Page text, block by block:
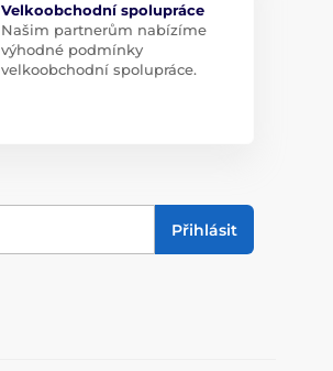
Velkoobchodní spolupráce
Našim partnerům nabízíme
výhodné podmínky
velkoobchodní spolupráce.
Přihlásit